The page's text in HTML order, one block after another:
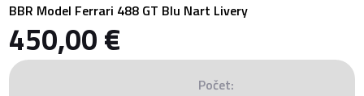
BBR Model Ferrari 488 GT Blu Nart Livery
450,00 €
Počet: